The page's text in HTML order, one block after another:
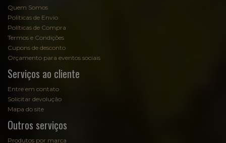
Quem Somos
Políticas de Envio
Políticas de Compra
Termos e Condições
Cupons de desconto
Orçamento para eventos sociais
Serviços ao cliente
Entre em contato
Solicitar devolução
Mapa do site
Outros serviços
Produtos por marca